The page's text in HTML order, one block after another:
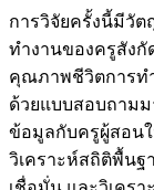
การวิจัยครั้งนี้มีวั
ทำงานของครูสัง
คุณภาพชีวิตการท
ด้วยแบบสอบถาม
ข้อมูลกับครูผู้สอนใ
วิเคราะห์สถิติพื้นฐ